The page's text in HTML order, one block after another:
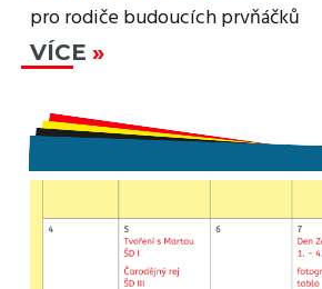
pro rodiče budoucích prvňáčků
VÍCE